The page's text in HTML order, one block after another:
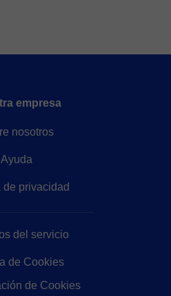
empresa
nosotros
Ayuda
de privacidad
del servicio
de Cookies
de Cookies